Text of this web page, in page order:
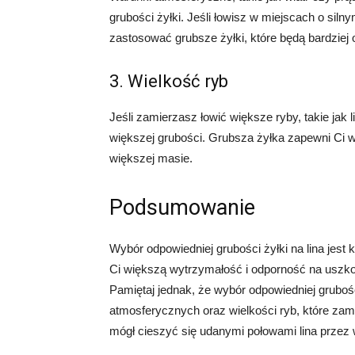
grubości żyłki. Jeśli łowisz w miejscach o
zastosować grubsze żyłki, które będą bardziej
3. Wielkość ryb
Jeśli zamierzasz łowić większe ryby, takie
większej grubości. Grubsza żyłka zapewni Ci
większej masie.
Podsumowanie
Wybór odpowiedniej grubości żyłki na lina jest
Ci większą wytrzymałość i odporność na
Pamiętaj jednak, że wybór odpowiedniej
atmosferycznych oraz wielkości ryb, które
mógł cieszyć się udanymi połowami lina przez